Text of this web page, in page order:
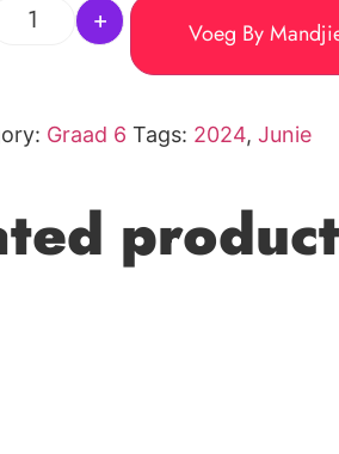
+ Voeg By
Graad 6 Tags: 2024, Junie